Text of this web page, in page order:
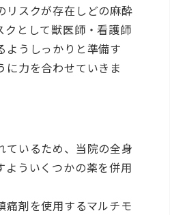
リスクが存在しどの麻酔
として獣医師・看護師
ようしっかりと準備す
に力を合わせていきま
ているため、当院の全身
ういくつかの薬を併用
痛剤を使用するマルチモ